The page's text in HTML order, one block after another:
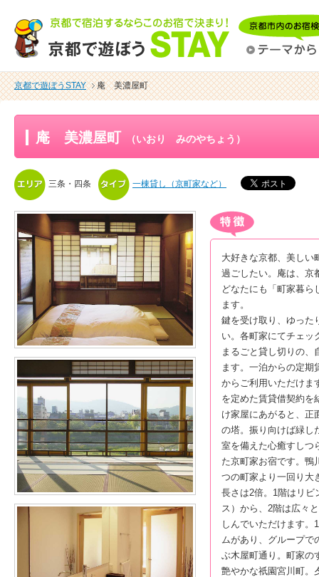
京都で遊ぼうSTAY 庵 美濃屋町
庵 美濃屋町 （いおり みのやちょう）
三条・四条 一棟貸し（京町家など）
大好きな京都、美しい
過ごしたい。庵は、京
どなたにも「町家暮ら
ます。
鍵を受け取り、ゆった
い。各町家にてチェッ
まるごと貸し切りの、
ます。一泊からの定期
からご利用いただけま
を定めた賃貸借契約を
け家屋にあがると、正
の塔。振り向けば緑し
室を備えた心癒すしつ
た京町家お宿です。鴨
つの町家より一回り大
長さは2倍。1階はリビ
ス）から、2階は広々
しんでいただけます。
ムがあり、グループで
ぶ木屋町通り。町家の
艶やかな祇園宮川町。